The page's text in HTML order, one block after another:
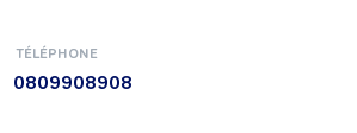
TÉLÉPHONE
0809908908